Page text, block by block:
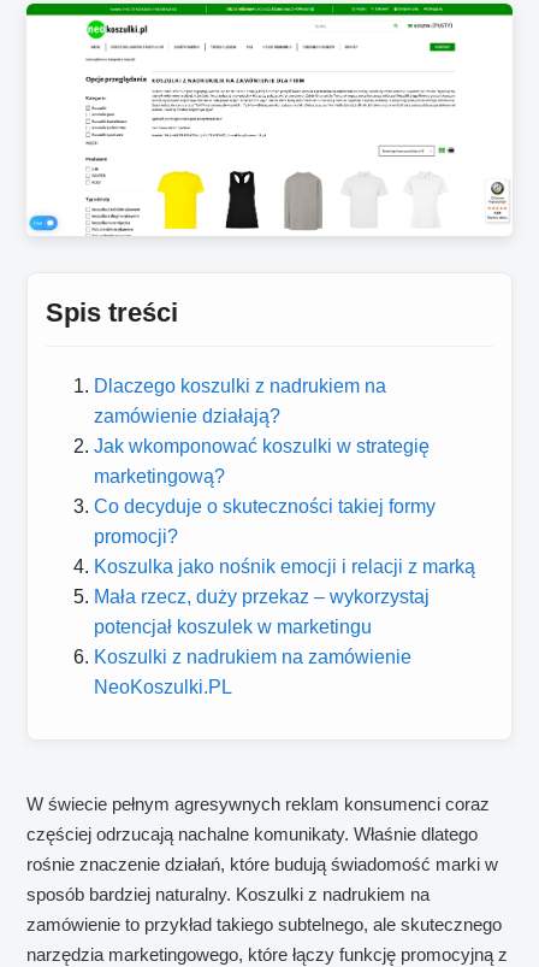
Spis treści
Dlaczego koszulki z nadrukiem na
zamówienie działają?
Jak wkomponować koszulki w strategię
marketingową?
Co decyduje o skuteczności takiej formy
promocji?
Koszulka jako nośnik emocji i relacji z marką
Mała rzecz, duży przekaz – wykorzystaj
potencjał koszulek w marketingu
Koszulki z nadrukiem na zamówienie
NeoKoszulki.PL
W świecie pełnym agresywnych reklam konsumenci coraz
częściej odrzucają nachalne komunikaty. Właśnie dlatego
rośnie znaczenie działań, które budują świadomość marki w
sposób bardziej naturalny. Koszulki z nadrukiem na
zamówienie to przykład takiego subtelnego, ale skutecznego
narzędzia marketingowego, które łączy funkcję promocyjną z